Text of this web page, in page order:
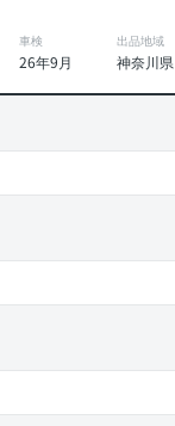
車検
26年9月
出品地域
神奈川県